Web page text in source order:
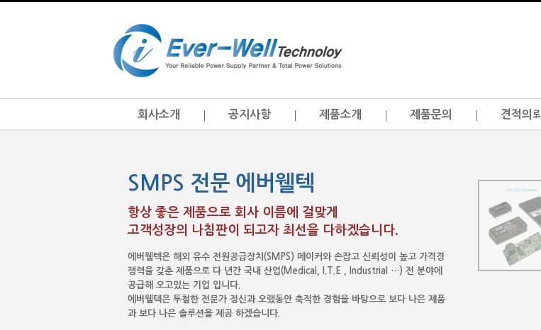
회사소개 공지사항 제품소개 제품문의 견적의뢰
SMPS 전문 에버웰텍
항상 좋은 제품으로 회사 이름에 걸맞게
고객성장의 나침판이 되고자 최선을 다하겠습니다.
에버웰텍은 해외 유수 전원공급장치(SMPS) 메이커와 손잡고 신뢰성이 높고 가격경
쟁력을 갖춘 제품으로 다 년간 국내 산업(Medical, I.T.E , Industrial …) 전 분야에
공급해 오고있는 기업 입니다.
에버웰텍은 투철한 전문가 정신과 오랬동안 축적한 경험을 바탕으로 보다 나은 제품
과 보다 나은 솔루션을 제공 하겠습니다.